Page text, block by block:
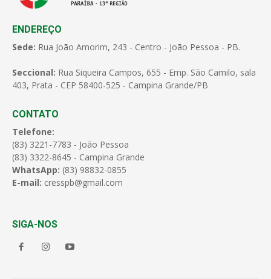
ENDEREÇO
Sede: Rua João Amorim, 243 - Centro - João Pessoa - PB.
Seccional: Rua Siqueira Campos, 655 - Emp. São Camilo, sala
403, Prata - CEP 58400-525 - Campina Grande/PB
CONTATO
Telefone:
(83) 3221-7783 - João Pessoa
(83) 3322-8645 - Campina Grande
WhatsApp: (83) 98832-0855
E-mail: cresspb@gmail.com
SIGA-NOS